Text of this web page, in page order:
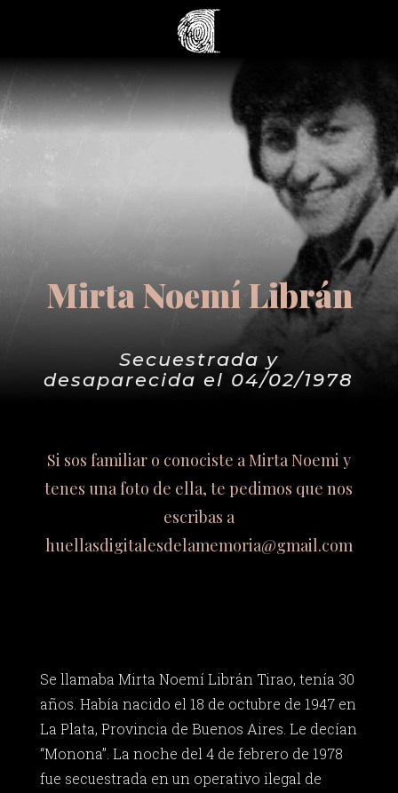
Mirta Noemí Librán
Secuestrada y
desaparecida el 04/02/1978
Si sos familiar o conociste a Mirta Noemi y
tenes una foto de ella, te pedimos que nos
escribas a
huellasdigitalesdelamemoria@gmail.com
Se llamaba Mirta Noemí Librán Tirao, tenía 30
años. Había nacido el 18 de octubre de 1947 en
La Plata, Provincia de Buenos Aires. Le decían
“Monona”. La noche del 4 de febrero de 1978
fue secuestrada en un operativo ilegal de